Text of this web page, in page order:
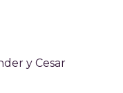
y Cesar